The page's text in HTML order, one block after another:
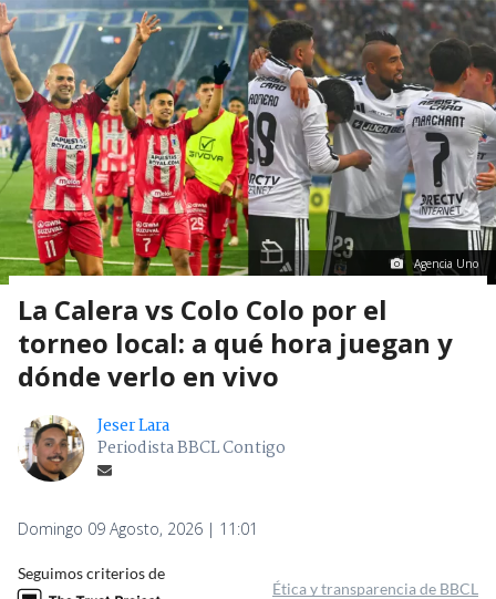
Agencia Uno
La Calera vs Colo Colo por el
torneo local: a qué hora juegan y
dónde verlo en vivo
Jeser Lara
Periodista BBCL Contigo
Domingo 09 Agosto, 2026 | 11:01
Seguimos criterios de
Ética y transparencia de BBCL